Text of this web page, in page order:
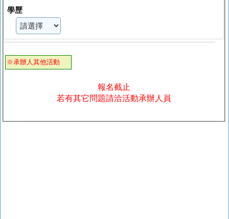
學歷
※承辦人其他活動
報名截止
若有其它問題請洽活動承辦人員